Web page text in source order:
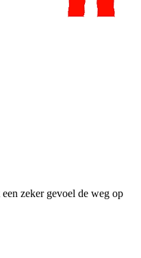
zeker gevoel de weg op